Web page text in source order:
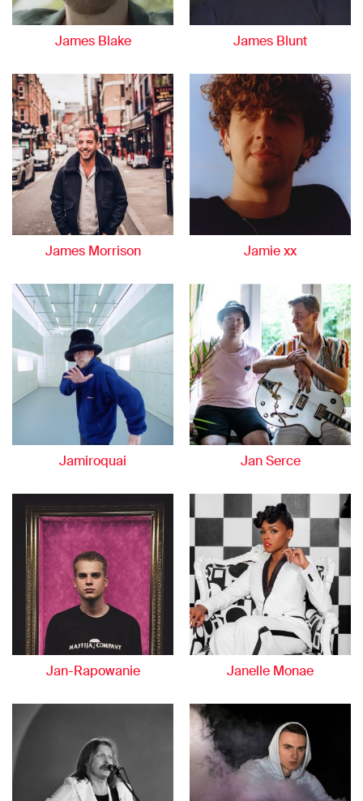
James Blake James Blunt
James Morrison Jamie xx
Jamiroquai Jan Serce
Jan-Rapowanie Janelle Monae